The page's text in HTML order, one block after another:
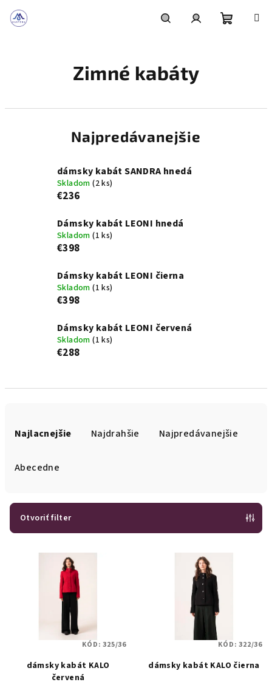
obsah
Zimné kabáty
Najpredávanejšie
dámsky kabát SANDRA hnedá
Skladom(2 ks)
€236
Dámsky kabát LEONI hnedá
Skladom(1 ks)
€398
Dámsky kabát LEONI čierna
Skladom(1 ks)
€398
Dámsky kabát LEONI červená
Skladom(1 ks)
€288
p
Najlacnejšie Najdrahšie Najpredávanejšie
Abecedne
Otvoriť filter
dámsky kabát KALO
červená
KÓD:325/36
dámsky kabát KALO čierna
KÓD:322/36